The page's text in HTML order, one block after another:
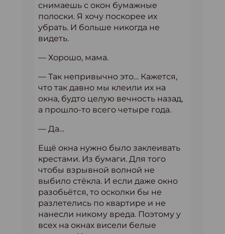
снимаешь с окон бумажные
полоски. Я хочу поскорее их
убрать. И больше никогда не
видеть.
— Хорошо, мама.
— Так непривычно это… Кажется,
что так давно мы клеили их на
окна, будто целую вечность назад,
а прошло-то всего четыре года.
— Да…
Ещё окна нужно было заклеивать
крестами. Из бумаги. Для того
чтобы взрывной волной не
выбило стёкла. И если даже окно
разобьётся, то осколки бы не
разлетелись по квартире и не
нанесли никому вреда. Поэтому у
всех на окнах висели белые